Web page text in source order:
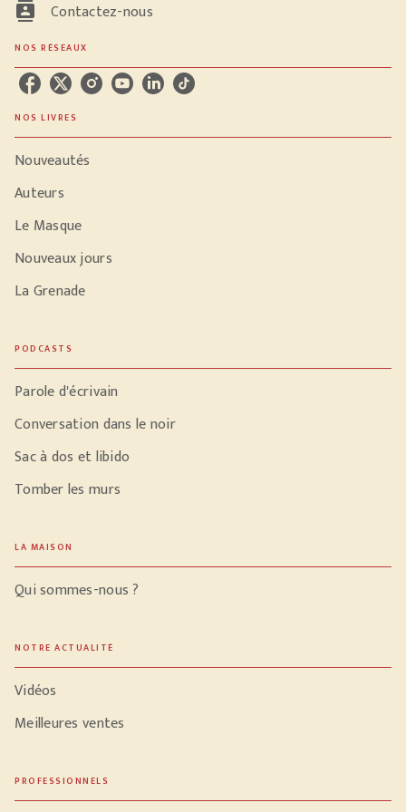
contacts Contactez-nous
NOS RÉSEAUX
NOS LIVRES
Nouveautés
Auteurs
Le Masque
Nouveaux jours
La Grenade
PODCASTS
Parole d'écrivain
Conversation dans le noir
Sac à dos et libido
Tomber les murs
LA MAISON
Qui sommes-nous ?
NOTRE ACTUALITÉ
Vidéos
Meilleures ventes
PROFESSIONNELS